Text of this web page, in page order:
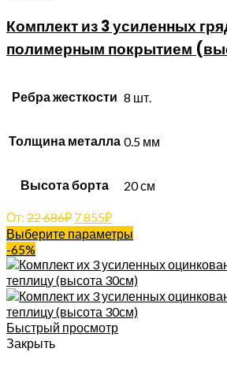
Комплект из 3 усиленных
полимерным покрытием
Ребра жесткости 8 шт.
Толщина металла 0.5 мм
Высота борта 20 см
От: 22 686₽ 7 855₽
Выберите параметры
-65%
Быстрый просмотр
Закрыть